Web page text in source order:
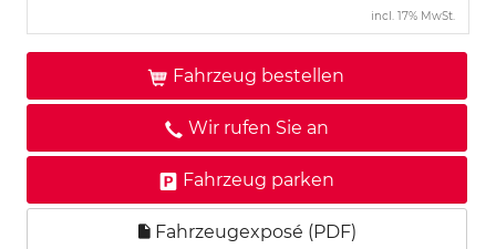
incl. 17% MwSt.
Fahrzeug bestellen
Wir rufen Sie an
Fahrzeug parken
Fahrzeugexposé (PDF)